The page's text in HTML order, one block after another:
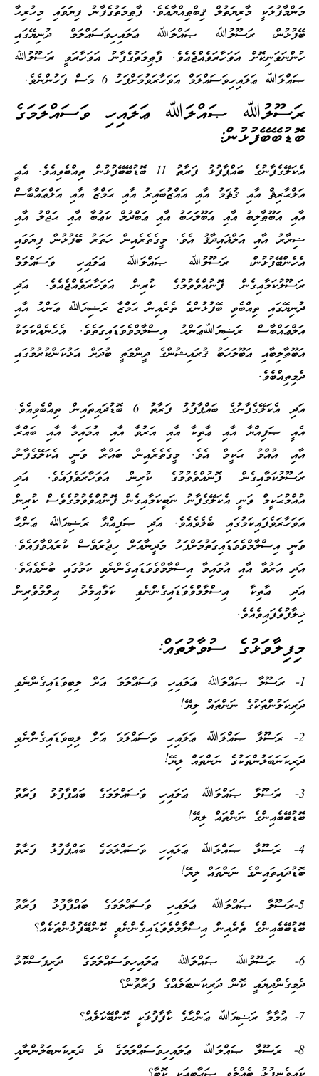
މަންމާފުޅަކީ މާރިޔަތުލް ޤިބްޠިއްޔާއެވެ. ފާޠިމަތުގެފާނު ފިޔަވައި މިހުރިހާ
ބޭފުޅުން، ރަސޫލުﷲ ޞައްލަﷲ ޢަލައިހިވަސައްލަމް ދުނިޔޭގައި
ހުންނަވަނިކޮށް އަވަހާރަވެއްޖެއެވެ. ފާޠިމަތުގެފާނު އަވަހާރަވީ ރަސޫލުﷲ
ޞައްލަﷲ ޢަލައިހިވަސައްލަމް އަވަހާރަވުމަށްފަހު 6 މަސް ފަހުންނެވެ.
ރަސޫލުﷲ ޞައްލަﷲ ޢަލައިހި ވަސައްލަމަގެ
ބޮޑުބޭބޭފުޅުން:
އެކަލޭގެފާނުގެ ބައްޕާފުޅު ފަރާތު 11 ބޮޑުބޭބޭފުޅުން ތިއްބެވިއެވެ. އެއީ
އަލްޙާރިޘް އާއި ޤުޘަމު އާއި އައްޒުބައިރު އާއި ޙަމްޒާ އާއި އަލްޢައްބާސް
އާއި އަބޫޠާލިބު އާއި އަބޫލަހަބު އާއި ޢަބްދުލް ކަޢުބާ އާއި ޙަޖްލު އާއި
ޟިރާރު އާއި އަލްޣައިދާޤު އެވެ. މީގެތެރެއިން ހަތަރު ބޭފުޅުން ފިޔަވައި
އެހެންބޭފުޅުން، ރަސޫލުﷲ ޞައްލަﷲ ޢަލައިހި ވަސައްލަމް
ރަސޫލުކަމާއިގެން ފޮނުއްވެވުމުގެ ކުރިން އަވަހާރަވެއްޖެއެވެ. އަދި
ދުނިޔޭގައި ތިއްބެވި ބޭފުޅުންގެ ތެރެއިން ޙަމްޒާ ރަޟިޔަﷲ ޢަންހު އާއި
އަލްޢައްބާސް ރަޟިޔަﷲޢަންހު އިސްލާމްވެވަޑައިގަތެވެ. އެހެނެއްކަމަކު
އަބޫޠާލިބާއި އަބޫލަހަބު ޤުރައިޝުންގެ ދީންމަތީ ބުދަށް އަޅުކަންކުރުމުގައި
ދެމިތިއްބެވެ.
އަދި އެކަލޭގެފާނުގެ ބައްޕާފުޅު ފަރާތު 6 ބޮޑުދައިތައިން ތިއްބެވިއެވެ.
އެއީ ޞަފިއްޔާ އާއި ޢާތިކާ އާއި އަރުވާ އާއި އުމައިމާ އާއި ބައްރާ
އާއި އުއްމު ޙަކީމް އެވެ. މީގެތެރެއިން ބައްރާ ވަނީ އެކަލޭގެފާނު
ރަސޫލުކަމާއިގެން ފޮނުއްވެވުމުގެ ކުރިން އަވަހާރަވެފައެވެ. އަދި
އުއްމުޙަކީމް ވަނީ އެކަލޭގެފާނު ނަބީކަމާއިގެން ފޮނުއްވެވުމުގެވެސް ކުރިން
އަވަހާރަވެފައިކަމުގައި ބެލެވެއެވެ. އަދި ޞަފިއްޔާ ރަޟިޔަﷲ ޢަންހާ
ވަނީ އިސްލާމްވެވަޑައިގަތުމަށްފަހު މަދީނާއަށް ހިޖުރަވެސް ކުރައްވާފައެވެ.
އަދި އަރުވާ އާއި އުމައިމާ އިސްލާމްވެވަޑައިގެންނެވި ކަމުގައި ބުނެވެއެވެ.
އަދި ޢާތިކާ އިސްލާމްވެވަޑައިގެންނެވި ކަމާއިމެދު ޢިލްމުވެރިން
ޚިލާފުވެފައިވެއެވެ.
މިފިލާވަޅުގެ ސުވާލުތައް:
1- ރަސޫލާ ޞައްލަﷲ ޢަލައިހި ވަސައްލަމަ އަށް ލިބިވަޑައިގެންނެވި
ދަރިކަލުންތަކުގެ ނަންތައް ލިޔޭ!
2- ރަސޫލާ ޞައްލަﷲ ޢަލައިހި ވަސައްލަމަ އަށް ލިބިވަޑައިގެންނެވި
ދަރިކަނަބަލުންތަކުގެ ނަންތައް ލިޔޭ!
3- ރަސޫލާ ޞައްލަﷲ ޢަލައިހި ވަސައްލަމަގެ ބައްޕާފުޅު ފަރާތު
ބޮޑުބޭބެއިންގެ ނަންތައް ލިޔޭ!
4- ރަސޫލާ ޞައްލަﷲ ޢަލައިހި ވަސައްލަމަގެ ބައްޕާފުޅު ފަރާތު
ބޮޑުދައިތައިންގެ ނަންތައް ލިޔޭ!
5-ރަސޫލާ ޞައްލަﷲ ޢަލައިހި ވަސައްލަމަގެ ބައްޕާފުޅު ފަރާތު
ބޮޑުބޭބެއިންގެ ތެރެއިން އިސްލާމްވެވަޑައިގެންނެވީ ކޮންބޭފުޅުންތަކެއް؟
6- ރަސޫލުﷲ ޞައްލަﷲ ޢަލައިހިވަސައްލަމަގެ ދަރިފަސްކޮޅު
ދެމިގެންދިޔައީ ކޮން ދަރިކަނބަލެއްގެ ފަރާތުން؟
7- އުމާމާ ރަޟިޔަﷲ ޢަންހާގެ ކާފާފުޅަކީ ކޮންބޭކަލެއް؟
8- ރަސޫލާ ޞައްލަﷲ ޢަލައިހިވަސައްލަމަގެ ދެ ދަރިކަނބަލުންނާއި